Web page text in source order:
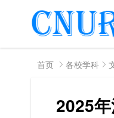
首页 各校学科
2025